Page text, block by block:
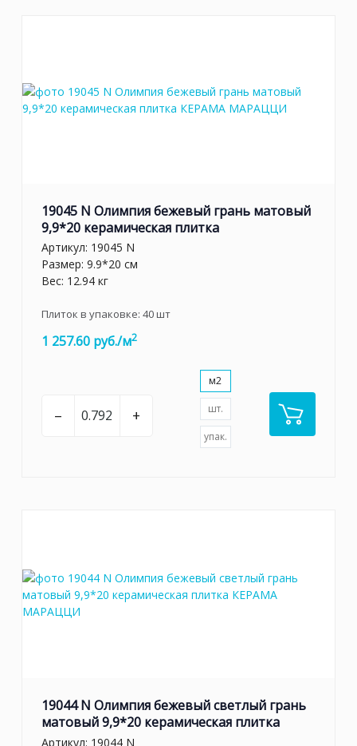
19045 N Олимпия бежевый грань матовый
9,9*20 керамическая плитка
Артикул: 19045 N
Размер: 9.9*20 см
Вес: 12.94 кг
Плиток в упаковке: 40шт
1 257.60 руб./м2
– +
м2
шт.
упак.
19044 N Олимпия бежевый светлый грань
матовый 9,9*20 керамическая плитка
Артикул: 19044 N